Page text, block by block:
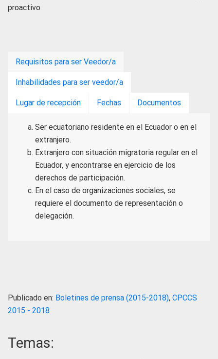
proactivo
Requisitos para ser Veedor/a
Inhabilidades para ser veedor/a
Lugar de recepción Fechas Documentos
Ser ecuatoriano residente en el Ecuador o en el
extranjero.
Extranjero con situación migratoria regular en el
Ecuador, y encontrarse en ejercicio de los
derechos de participación.
En el caso de organizaciones sociales, se
requiere el documento de representación o
delegación.
Publicado en: Boletines de prensa (2015-2018), CPCCS
2015 - 2018
Temas: